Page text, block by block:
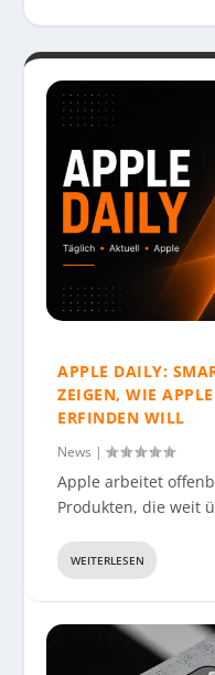
APPLE DAILY:
ZEIGEN, WIE
ERFINDEN WILL
News |
Apple arbeitet
Produkten, die weit
WEITERLESEN